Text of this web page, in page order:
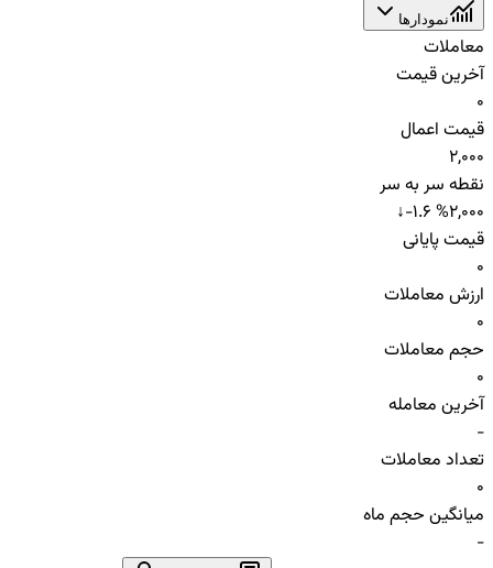
نمودارها
معاملات
آخرین قیمت
0
قیمت اعمال
2,000
نقطه سر به سر
2,000
↓-1.6 %
قیمت پایانی
0
ارزش معاملات
0
حجم معاملات
0
آخرین معامله
-
تعداد معاملات
0
میانگین حجم ماه
-